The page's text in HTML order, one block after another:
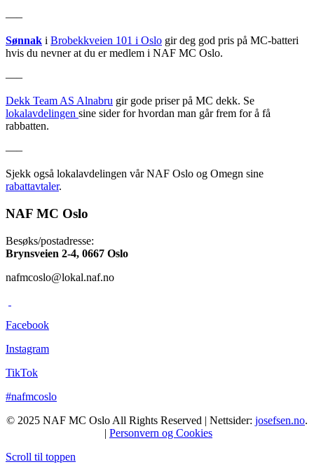
—–
Sønnak i Brobekkveien 101 i Oslo gir deg god pris på MC-batteri
hvis du nevner at du er medlem i NAF MC Oslo.
—–
Dekk Team AS Alnabru gir gode priser på MC dekk. Se
lokalavdelingen sine sider for hvordan man går frem for å få
rabbatten.
—–
Sjekk også lokalavdelingen vår NAF Oslo og Omegn sine
rabattavtaler.
NAF MC Oslo
Besøks/postadresse:
Brynsveien 2-4, 0667 Oslo
nafmcoslo@lokal.naf.no
Facebook
Instagram
TikTok
#nafmcoslo
© 2025 NAF MC Oslo All Rights Reserved | Nettsider: josefsen.no.
| Personvern og Cookies
Scroll til toppen